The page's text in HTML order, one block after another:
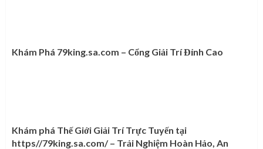
Khám Phá 79king.sa.com – Cổng Giải Trí Đỉnh Cao
Khám phá Thế Giới Giải Trí Trực Tuyến tại
https//79king.sa.com/ – Trải Nghiệm Hoàn Hảo, An